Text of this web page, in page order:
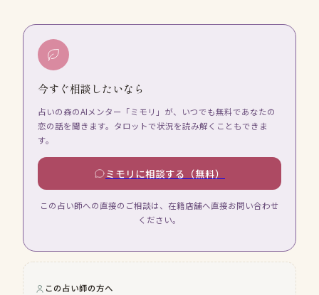
今すぐ相談したいなら
占いの森のAIメンター「ミモリ」が、いつでも無料であなたの
恋の話を聞きます。タロットで状況を読み解くこともできま
す。
ミモリに相談する（無料）
この占い師への直接のご相談は、在籍店舗へ直接お問い合わせ
ください。
この占い師の方へ